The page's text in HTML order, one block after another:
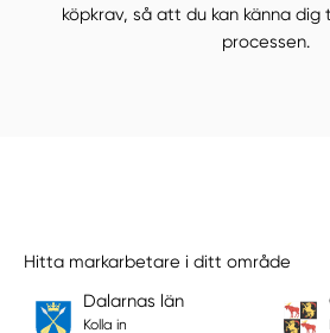
köpkrav, så att du kan känna
processen.
Hitta markarbetare i ditt område
Dalarnas län
Kolla in